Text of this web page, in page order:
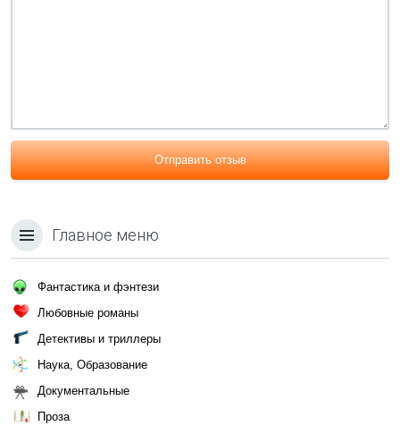
Отправить отзыв
Главное меню
Фантастика и фэнтези
Любовные романы
Детективы и триллеры
Наука, Образование
Документальные
Проза